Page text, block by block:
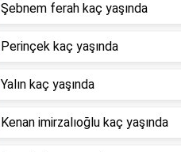
Şebnem ferah kaç yaşında
Perinçek kaç yaşında
Yalın kaç yaşında
Kenan imirzalıoğlu kaç yaşında